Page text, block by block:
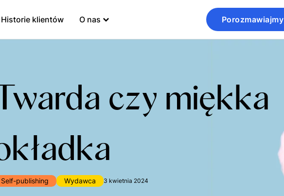
Historie klientów O nas Porozmawiajmy
czy miękka
Self-publishing Wydawca 3 kwietnia 2024